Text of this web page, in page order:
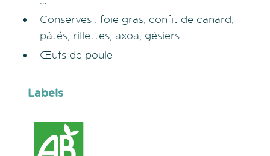
Conserves : foie gras, confit de canard,
pâtés, rillettes, axoa, gésiers…
Œufs de poule
Labels